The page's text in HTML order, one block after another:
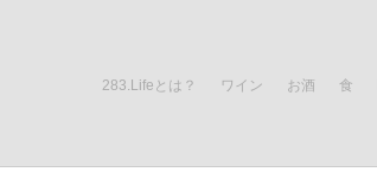
283.Lifeとは？ ワイン お酒 食